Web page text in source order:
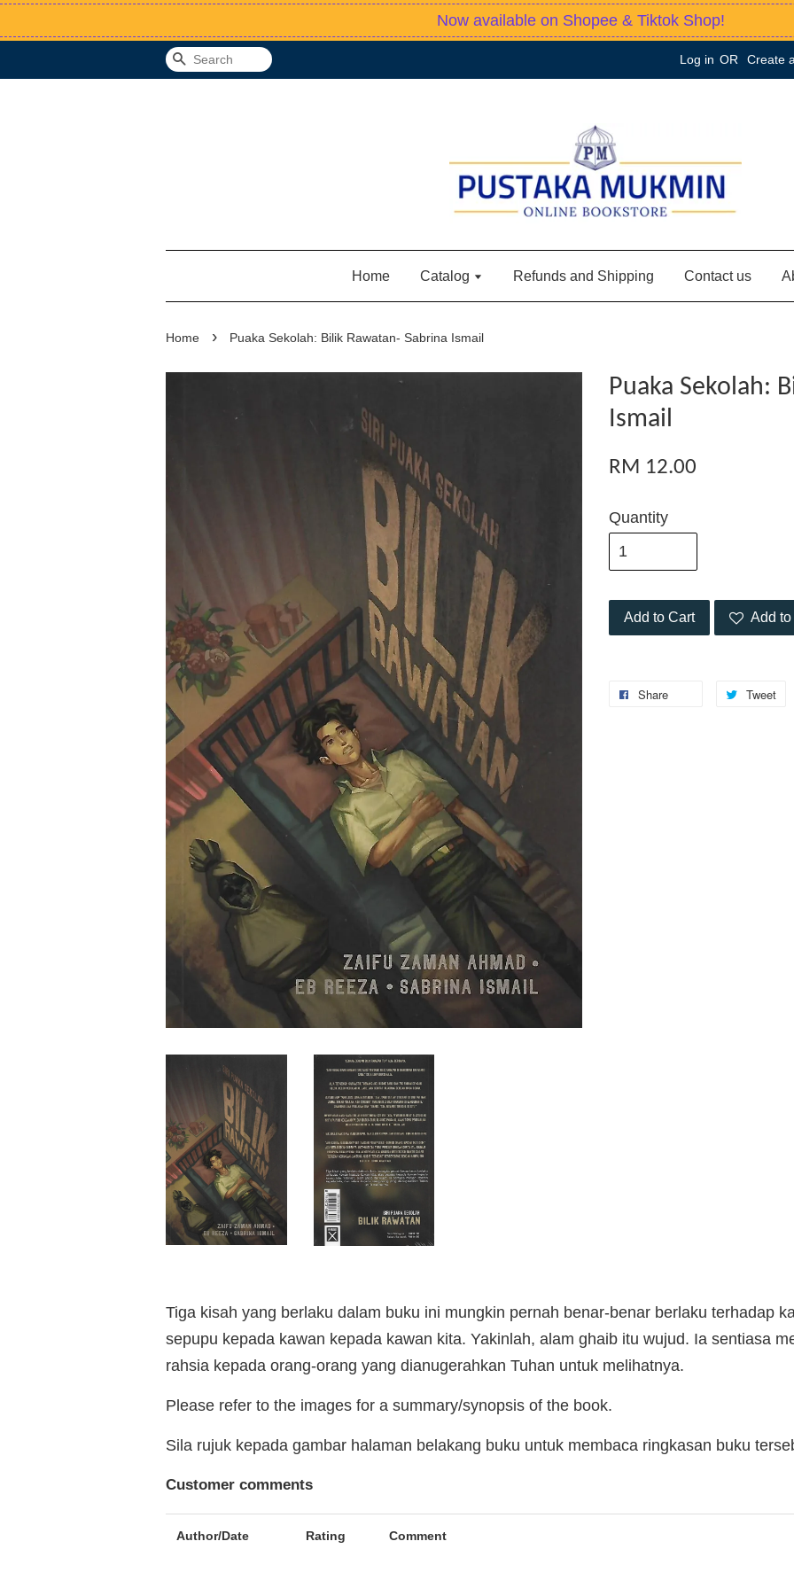
Now available on Shopee & Tiktok Shop!
Search Log in OR Create
Home Catalog Refunds and Shipping Contact us
Home › Puaka Sekolah: Bilik Rawatan- Sabrina Ismail
Puaka Sekolah:
Ismail
RM 12.00
Quantity
Add to Cart Add
Share Tweet
Tiga kisah yang berlaku dalam buku ini mungkin pernah benar-benar berlaku terhadap
sepupu kepada kawan kepada kawan kita. Yakinlah, alam ghaib itu wujud. Ia sentiasa
rahsia kepada orang-orang yang dianugerahkan Tuhan untuk melihatnya.
Please refer to the images for a summary/synopsis of the book.
Sila rujuk kepada gambar halaman belakang buku untuk membaca ringkasan buku
Customer comments
Author/Date Rating Comment